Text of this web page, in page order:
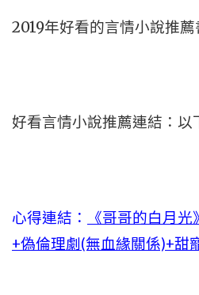
2019年好看的言情小說推薦
好看言情小說推薦連結：以
心得連結：
《哥哥的白月
+偽倫理劇(無血緣關係)+甜